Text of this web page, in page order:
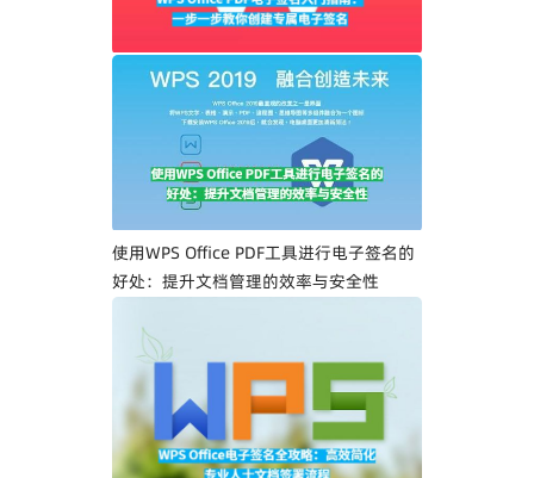
WPS Office PDF电子签名入门指南：一步
一步教你创建专属电子签名
使用WPS Office PDF工具进行电子签名的
好处：提升文档管理的效率与安全性